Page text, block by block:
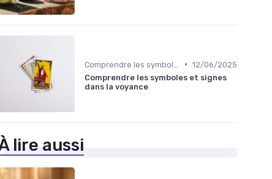
• 12/06/2025
Comprendre les symboles et signes
dans la voyance
lire aussi